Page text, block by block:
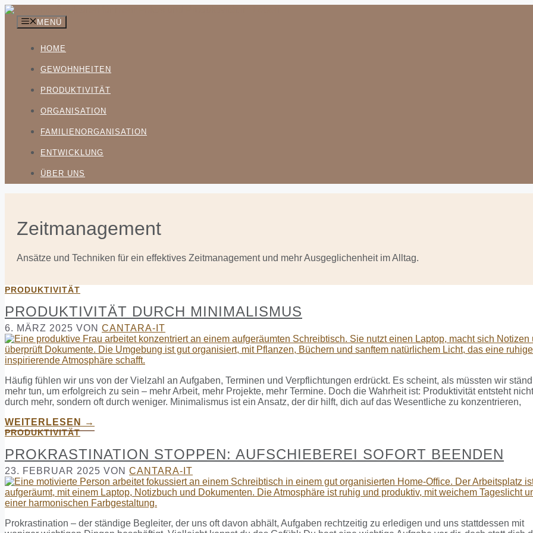
Zum
Inhalt
springen
MENÜ
HOME
GEWOHNHEITEN
PRODUKTIVITÄT
ORGANISATION
FAMILIENORGANISATION
ENTWICKLUNG
ÜBER UNS
Zeitmanagement
Ansätze und Techniken für ein effektives Zeitmanagement und mehr Ausgeglichenheit im Alltag.
PRODUKTIVITÄT
PRODUKTIVITÄT DURCH MINIMALISMUS
6. MÄRZ 2025 VON CANTARA-IT
Häufig fühlen wir uns von der Vielzahl an Aufgaben, Terminen und Verpflichtungen erdrückt. Es scheint, als müssten wir
mehr tun, um erfolgreich zu sein – mehr Arbeit, mehr Projekte, mehr Termine. Doch die Wahrheit ist: Produktivität entsteht nicht
durch mehr, sondern oft durch weniger. Minimalismus ist ein Ansatz, der dir hilft, dich auf das Wesentliche zu konzentrieren,
WEITERLESEN →
PRODUKTIVITÄT
PROKRASTINATION STOPPEN: AUFSCHIEBEREI SOFORT BEENDEN
23. FEBRUAR 2025 VON CANTARA-IT
Prokrastination – der ständige Begleiter, der uns oft davon abhält, Aufgaben rechtzeitig zu erledigen und uns stattdessen mit